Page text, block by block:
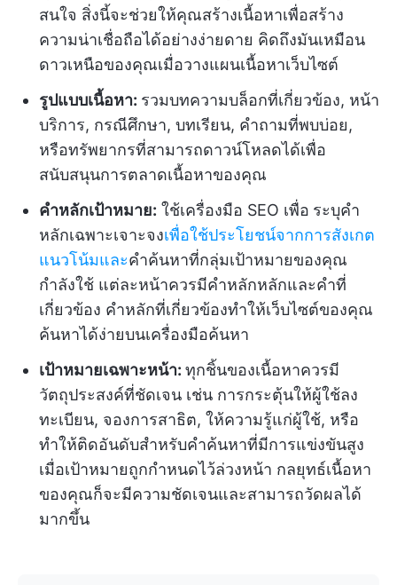
สนใจ สิ่งนี้จะช่วยให้คุณสร้างเนื้อหาเพื่อสร้าง
ความน่าเชื่อถือได้อย่างง่ายดาย คิดถึงมันเหมือน
ดาวเหนือของคุณเมื่อวางแผนเนื้อหาเว็บไซต์
รูปแบบเนื้อหา: รวมบทความบล็อกที่เกี่ยวข้อง, หน้า
บริการ, กรณีศึกษา, บทเรียน, คำถามที่พบบ่อย,
หรือทรัพยากรที่สามารถดาวน์โหลดได้เพื่อ
สนับสนุนการตลาดเนื้อหาของคุณ
คำหลักเป้าหมาย: ใช้เครื่องมือ SEO เพื่อ ระบุคำ
หลักเฉพาะเจาะจงเพื่อใช้ประโยชน์จากการสังเกต
แนวโน้มและคำค้นหาที่กลุ่มเป้าหมายของคุณ
กำลังใช้ แต่ละหน้าควรมีคำหลักหลักและคำที่
เกี่ยวข้อง คำหลักที่เกี่ยวข้องทำให้เว็บไซต์ของคุณ
ค้นหาได้ง่ายบนเครื่องมือค้นหา
เป้าหมายเฉพาะหน้า: ทุกชิ้นของเนื้อหาควรมี
วัตถุประสงค์ที่ชัดเจน เช่น การกระตุ้นให้ผู้ใช้ลง
ทะเบียน, จองการสาธิต, ให้ความรู้แก่ผู้ใช้, หรือ
ทำให้ติดอันดับสำหรับคำค้นหาที่มีการแข่งขันสูง
เมื่อเป้าหมายถูกกำหนดไว้ล่วงหน้า กลยุทธ์เนื้อหา
ของคุณก็จะมีความชัดเจนและสามารถวัดผลได้
มากขึ้น